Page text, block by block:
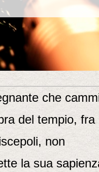
che
del tempio, fra
non
la sua